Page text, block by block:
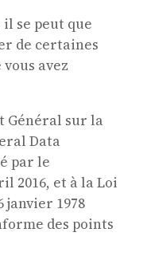
se peut que
de certaines
avez
Général sur la
Data
par le
2016, et à la Loi
1978
des points